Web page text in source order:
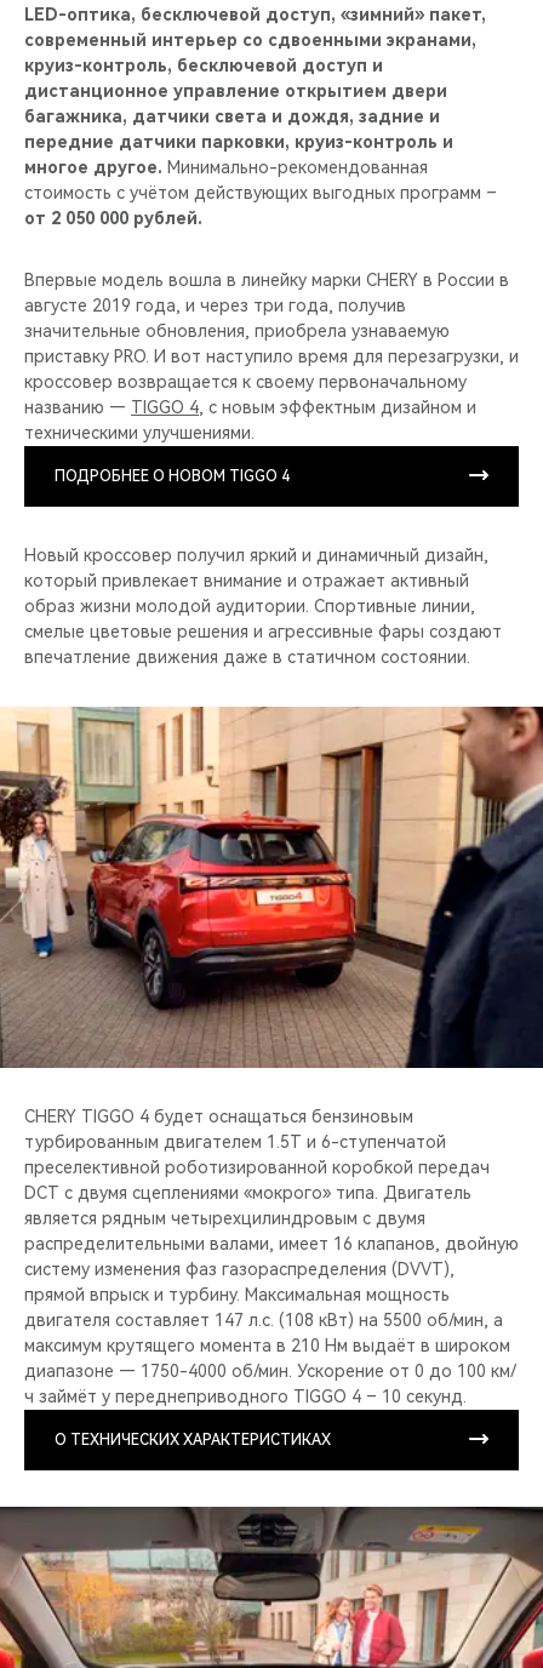
LED-оптика, бесключевой доступ, «зимний» пакет,
современный интерьер со сдвоенными экранами,
круиз-контроль, бесключевой доступ и
дистанционное управление открытием двери
багажника, датчики света и дождя, задние и
передние датчики парковки, круиз-контроль и
многое другое. Минимально-рекомендованная
стоимость с учётом действующих выгодных программ –
от 2 050 000 рублей.
Впервые модель вошла в линейку марки CHERY в России в
августе 2019 года, и через три года, получив
значительные обновления, приобрела узнаваемую
приставку PRO. И вот наступило время для перезагрузки, и
кроссовер возвращается к своему первоначальному
названию — TIGGO 4 , с новым эффектным дизайном и
техническими улучшениями.
ПОДРОБНЕЕ О НОВОМ TIGGO 4
Новый кроссовер получил яркий и динамичный дизайн,
который привлекает внимание и отражает активный
образ жизни молодой аудитории. Спортивные линии,
смелые цветовые решения и агрессивные фары создают
впечатление движения даже в статичном состоянии.
CHERY TIGGO 4 будет оснащаться бензиновым
турбированным двигателем 1.5T и 6-ступенчатой
преселективной роботизированной коробкой передач
DCT с двумя сцеплениями «мокрого» типа. Двигатель
является рядным четырехцилиндровым с двумя
распределительными валами, имеет 16 клапанов, двойную
систему изменения фаз газораспределения (DVVT),
прямой впрыск и турбину. Максимальная мощность
двигателя составляет 147 л.с. (108 кВт) на 5500 об/мин, а
максимум крутящего момента в 210 Нм выдаёт в широком
диапазоне — 1750-4000 об/мин. Ускорение от 0 до 100 км/
ч займёт у переднеприводного TIGGO 4 – 10 секунд.
О ТЕХНИЧЕСКИХ ХАРАКТЕРИСТИКАХ